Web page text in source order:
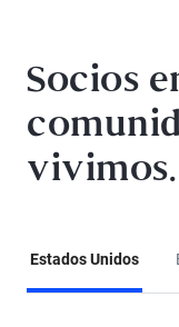
Socios
vivimos.
Estados Unidos